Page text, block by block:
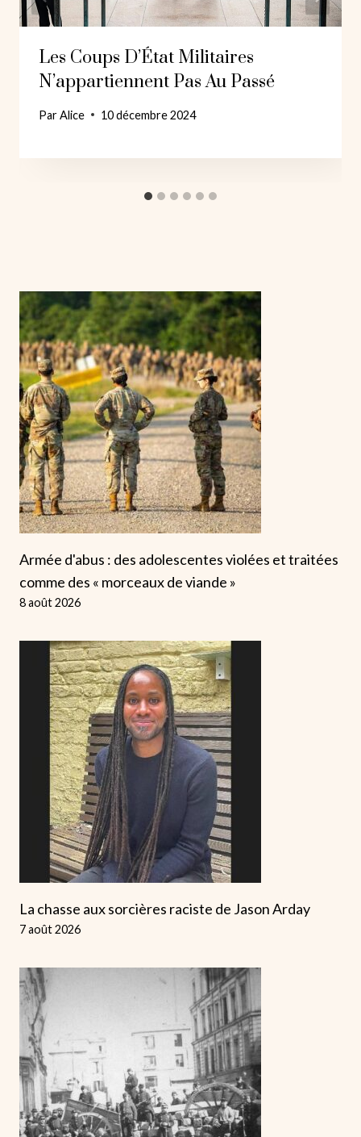
Les Coups D’État Militaires
N’appartiennent Pas Au Passé
ParAlice 10 décembre 2024
Armée d'abus : des adolescentes violées et traitées
comme des « morceaux de viande »
8 août 2026
La chasse aux sorcières raciste de Jason Arday
7 août 2026